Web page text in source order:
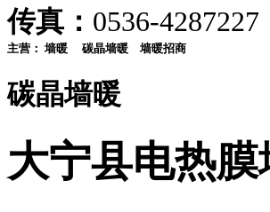
传真： 0536-4287227
主营： 墙暖 碳晶墙暖 墙暖招商
碳晶墙暖
大宁县电热膜